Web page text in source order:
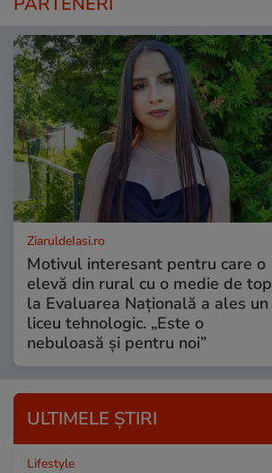
ZiaruldeIasi.ro
Motivul interesant pentru care o
elevă din rural cu o medie de top
la Evaluarea Națională a ales un
liceu tehnologic. „Este o
nebuloasă și pentru noi”
ULTIMELE ȘTIRI
Lifestyle